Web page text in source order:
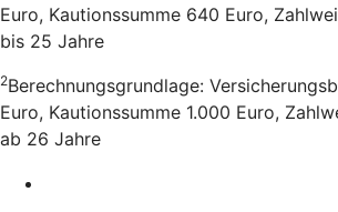
Euro, Kautionssumme 640 Euro,
bis 25 Jahre
2Berechnungsgrundlage:
Euro, Kautionssumme 1.000 Euro,
ab 26 Jahre